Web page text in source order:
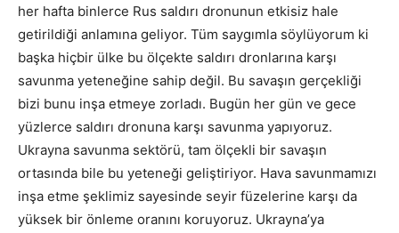
her hafta binlerce Rus saldırı dronunun etkisiz hale
getirildiği anlamına geliyor. Tüm saygımla söylüyorum ki
başka hiçbir ülke bu ölçekte saldırı dronlarına karşı
savunma yeteneğine sahip değil. Bu savaşın gerçekliği
bizi bunu inşa etmeye zorladı. Bugün her gün ve gece
yüzlerce saldırı dronuna karşı savunma yapıyoruz.
Ukrayna savunma sektörü, tam ölçekli bir savaşın
ortasında bile bu yeteneği geliştiriyor. Hava savunmamızı
inşa etme şeklimiz sayesinde seyir füzelerine karşı da
yüksek bir önleme oranını koruyoruz. Ukrayna’ya